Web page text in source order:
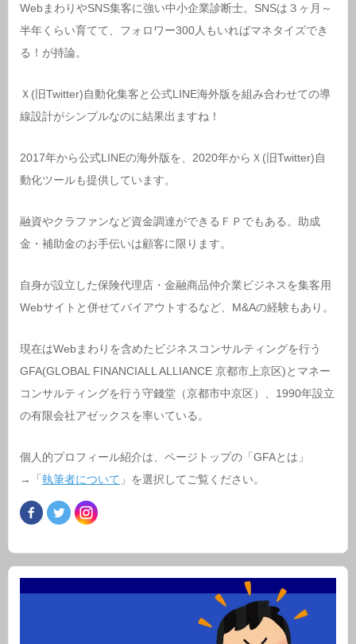
WebまわりやSNS集客に強い中小企業診断士。SNSは３ヶ月～
半年くらい育てて、フォロワー300人もいればマネタイズでき
る！が持論。
Ｘ(旧Twitter)自動化集客と公式LINE海外版を組み合わせての導
線設計がシンプルなのに結果出ますね！
2017年から公式LINEの海外版を、2020年からＸ(旧Twitter)自
動化ツールも提供しています。
融資やクラファンなど資金調達ができるＦＰでもある。助成
金・補助金のお手伝いは顧客に限ります。
自身が設立した保険代理店・金融商品仲介業ビジネスを集客用
Webサイトと併せてバイアウトするなど、M&Aの経験もあり。
現在はWebまわりを含めたビジネスコンサルティングを行う
GFA(GLOBAL FINANCIALL ALLIANCE 京都市上京区)とマネー
コンサルティングを行う守錢堂（京都市中京区）、1990年設立
の有限会社アゼックスを率いている。
個人的プロフィール紹介は、ページトップの「GFAとは」
→「 執筆者について 」を選択してご覧ください。